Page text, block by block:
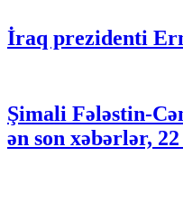
İraq prezidenti
Şimali Fələstin-
ən son xəbərlər,